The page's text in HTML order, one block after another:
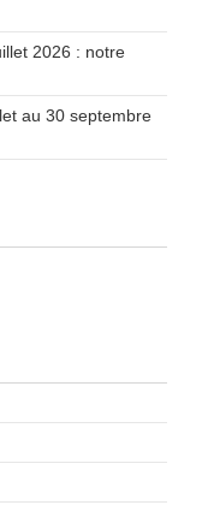
2026 : notre
au 30 septembre